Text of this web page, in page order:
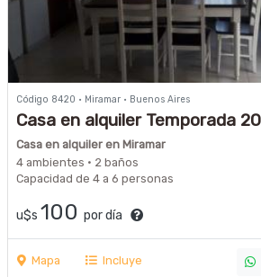
Código 8420 · Miramar · Buenos Aires
Casa en alquiler Temporada
Casa en alquiler en Miramar
4 ambientes · 2 baños
Capacidad de 4 a 6 personas
u$s 100 por día
Mapa Incluye